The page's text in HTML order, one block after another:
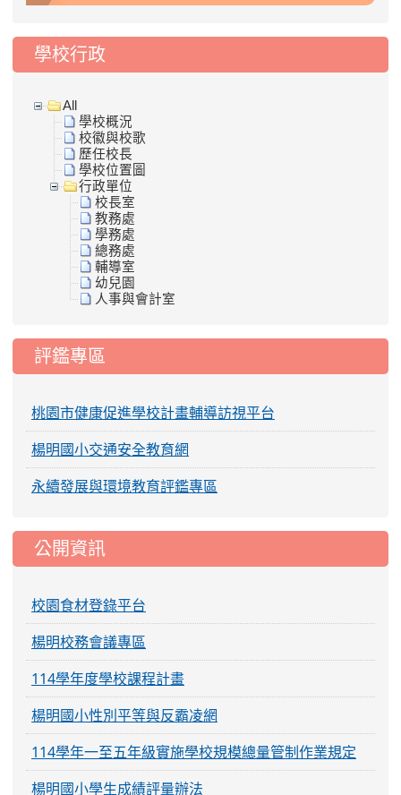
學校行政
All
學校概況
校徽與校歌
歷任校長
學校位置圖
行政單位
校長室
教務處
學務處
總務處
輔導室
幼兒園
人事與會計室
評鑑專區
桃園市健康促進學校計畫輔導訪視平台
楊明國小交通安全教育網
永續發展與環境教育評鑑專區
公開資訊
校園食材登錄平台
楊明校務會議專區
114學年度學校課程計畫
楊明國小性別平等與反霸凌網
114學年一至五年級實施學校規模總量管制作業規定
楊明國小學生成績評量辦法